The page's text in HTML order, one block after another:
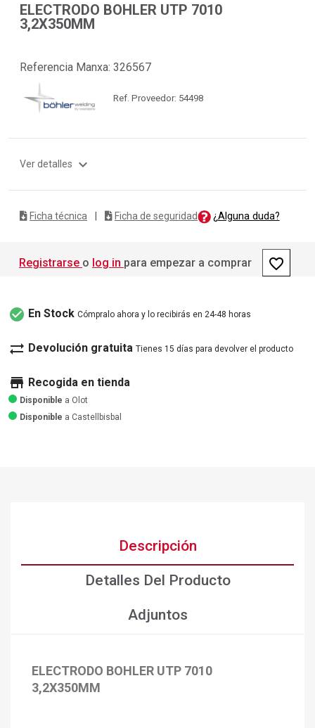
Crear lista de deseos
Iniciar sesión
ELECTRODO BOHLER UTP 7010
3,2X350MM
Referencia Manxa: 326567
Ref. Proveedor: 54498
Ver detalles expand_more
Ficha técnica Ficha de seguridad ¿Alguna duda?
Registrarse o log in para empezar a comprar favorite_border
check_circle En Stock Cómpralo ahora y lo recibirás en 24-48 horas
sync_alt Devolución gratuita Tienes 15 días para devolver el producto
store Recogida en tienda
Disponible a Olot
Disponible a Castellbisbal
Descripción
Detalles Del Producto
Adjuntos
ELECTRODO BOHLER UTP 7010
3,2X350MM